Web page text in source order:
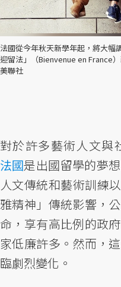
法國從今年秋天新學年起，將大幅
迎留法」（Bienvenue en France
美聯社
對於許多藝術人文與
法國是出國留學的夢
人文傳統和藝術訓練
雅精神」傳統影響，
命，享有高比例的政
家低廉許多。然而，
臨劇烈變化。